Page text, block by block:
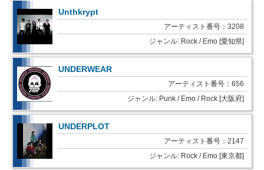
Unthkrypt
アーティスト番号：3208
ジャンル: Rock / Emo [愛知県]
UNDERWEAR
アーティスト番号：656
ジャンル: Punk / Emo / Rock [大阪府]
UNDERPLOT
アーティスト番号：2147
ジャンル: Rock / Emo [東京都]